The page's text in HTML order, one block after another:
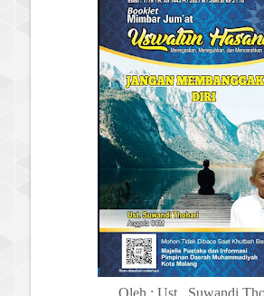
Oleh : Ust.. Suwandi